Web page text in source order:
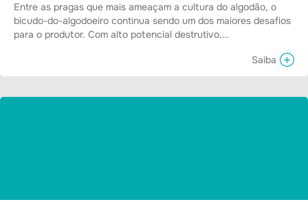
Entre as pragas que mais ameaçam a cultura do algodão, o
bicudo-do-algodoeiro continua sendo um dos maiores desafios
para o produtor. Com alto potencial destrutivo,…
Saiba